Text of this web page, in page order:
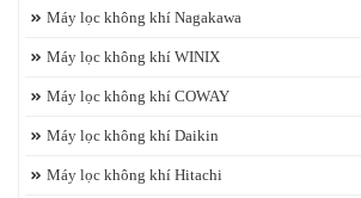
Máy lọc không khí Nagakawa
Máy lọc không khí WINIX
Máy lọc không khí COWAY
Máy lọc không khí Daikin
Máy lọc không khí Hitachi